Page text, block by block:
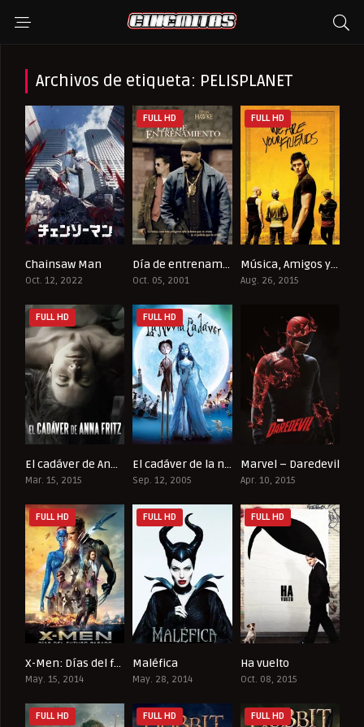
Archivos de etiqueta: PELISPLANET
8.685
Chainsaw Man
Oct. 12, 2022
7.7
FULL HD
Día de entrenamiento
Oct. 05, 2001
6.1
FULL HD
Música, Amigos y Fiesta
Aug. 26, 2015
5.9
FULL HD
El cadáver de Anna Fritz
Mar. 15, 2015
7.3
FULL HD
El cadáver de la novia
Sep. 12, 2005
8.143
Marvel – Daredevil
Apr. 10, 2015
7.9
FULL HD
X-Men: Días del futuro pasado
May. 15, 2014
FULL HD
Maléfica
May. 28, 2014
FULL HD
Ha vuelto
Oct. 08, 2015
FULL HD FULL HD FULL HD